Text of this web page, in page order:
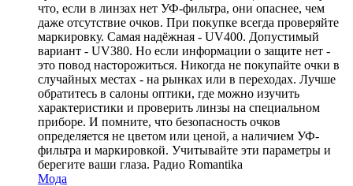
что, если в линзах нет УФ-фильтра, они опаснее, чем
даже отсутствие очков. При покупке всегда проверяйте
маркировку. Самая надёжная - UV400. Допустимый
вариант - UV380. Но если информации о защите нет -
это повод насторожиться. Никогда не покупайте очки в
случайных местах - на рынках или в переходах. Лучше
обратитесь в салоны оптики, где можно изучить
характеристики и проверить линзы на специальном
приборе. И помните, что безопасность очков
определяется не цветом или ценой, а наличием УФ-
фильтра и маркировкой. Учитывайте эти параметры и
берегите ваши глаза. Радио Romantika
Мода